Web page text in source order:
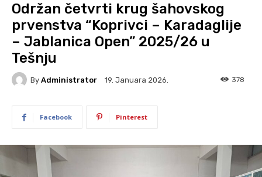
Održan četvrti krug šahovskog
prvenstva “Koprivci – Karadag­lije
– Jablanica Open” 2025/26 u
Tešnju
By Administrator 19. Januara 2026. 378
Facebook Pinterest